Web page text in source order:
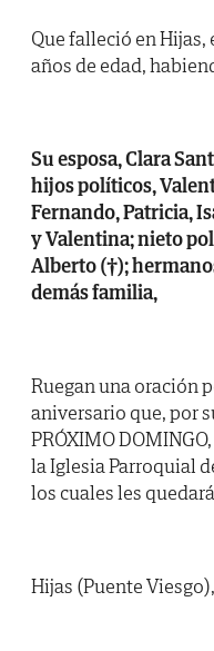
Que falleció en Hijas,
años de edad,
Su esposa, Clara
hijos políticos,
Fernando, Patricia,
y Valentina; nieto
Alberto (†);
demás familia,
Ruegan una oración
aniversario que, por
PRÓXIMO
la Iglesia Parroquial
los cuales les
Hijas (Puente